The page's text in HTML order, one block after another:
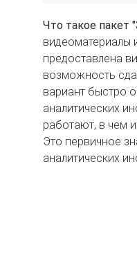
Что такое пакет
видеоматериалы
предоставлена
возможность
вариант быстро
аналитических
работают, в чем
Это первичное
аналитических